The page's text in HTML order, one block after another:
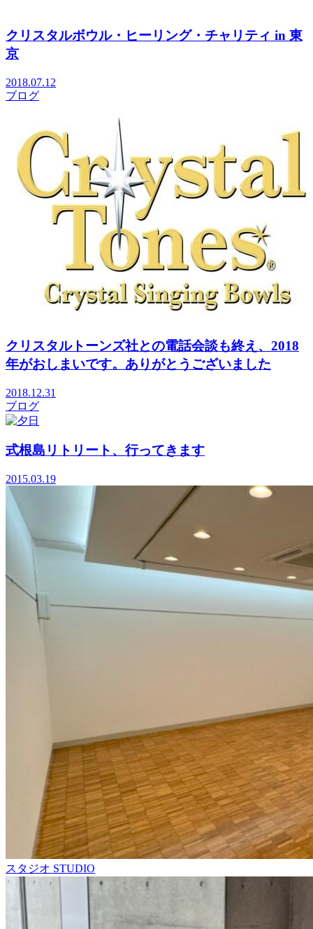
クリスタルボウル・ヒーリング・チャリティ in 東
京
2018.07.12
ブログ
クリスタルトーンズ社との電話会談も終え、2018
年がおしまいです。ありがとうございました
2018.12.31
ブログ
式根島リトリート、行ってきます
2015.03.19
スタジオ STUDIO